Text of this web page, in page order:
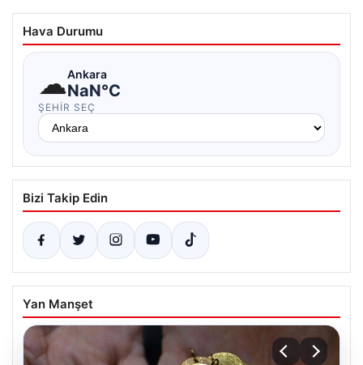
Hava Durumu
☁Ankara
NaN°C
ŞEHIR SEÇ
Bizi Takip Edin
Yan Manşet